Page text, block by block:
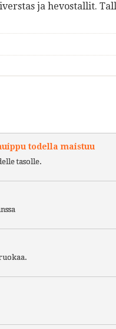
ja hevostallit.
todella maistuu
tasolle.